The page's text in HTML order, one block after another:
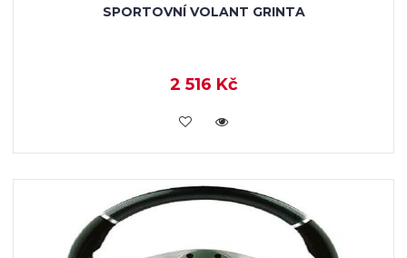
SPORTOVNÍ VOLANT GRINTA
2 516 Kč
KOUPIT